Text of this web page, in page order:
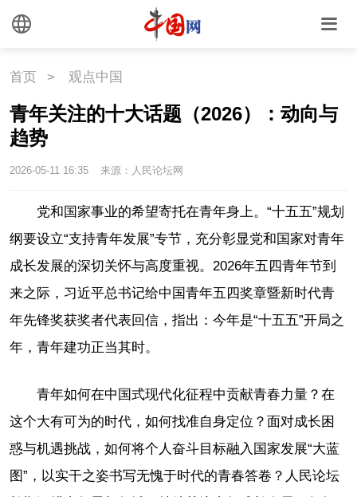
首页 > 观点中国
青年关注的十大话题（2026）：动向与
趋势
2026-05-11 16:35 来源：人民论坛网
党和国家事业的希望寄托在青年身上。“十五五”规划
纲要设立“支持青年发展”专节，充分彰显党和国家对青年
成长发展的深切关怀与高度重视。2026年五四青年节到
来之际，习近平总书记给中国青年五四奖章暨新时代青
年先锋奖获奖者代表回信，指出：今年是“十五五”开局之
年，青年建功正当其时。
青年如何在中国式现代化征程中贡献青春力量？在
这个大有可为的时代，如何找准自身定位？面对成长困
惑与机遇挑战，如何将个人奋斗目标融入国家发展“大蓝
图”，以实干之姿书写无愧于时代的青春答卷？人民论坛